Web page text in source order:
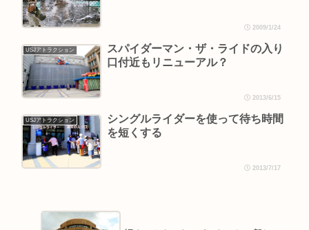
2009/1/24
USJアトラクション
スパイダーマン・ザ・ライドの入り
口付近もリニューアル？
2013/6/15
USJアトラクション
シングルライダーを使って待ち時間
を短くする
2013/7/17